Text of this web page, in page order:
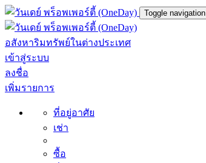
Toggle navigation
อสังหาริมทรัพย์ในต่างประเทศ
เข้าสู่ระบบ
ลงชื่อ
เพิ่มรายการ
ที่อยู่อาศัย
เช่า
ซื้อ